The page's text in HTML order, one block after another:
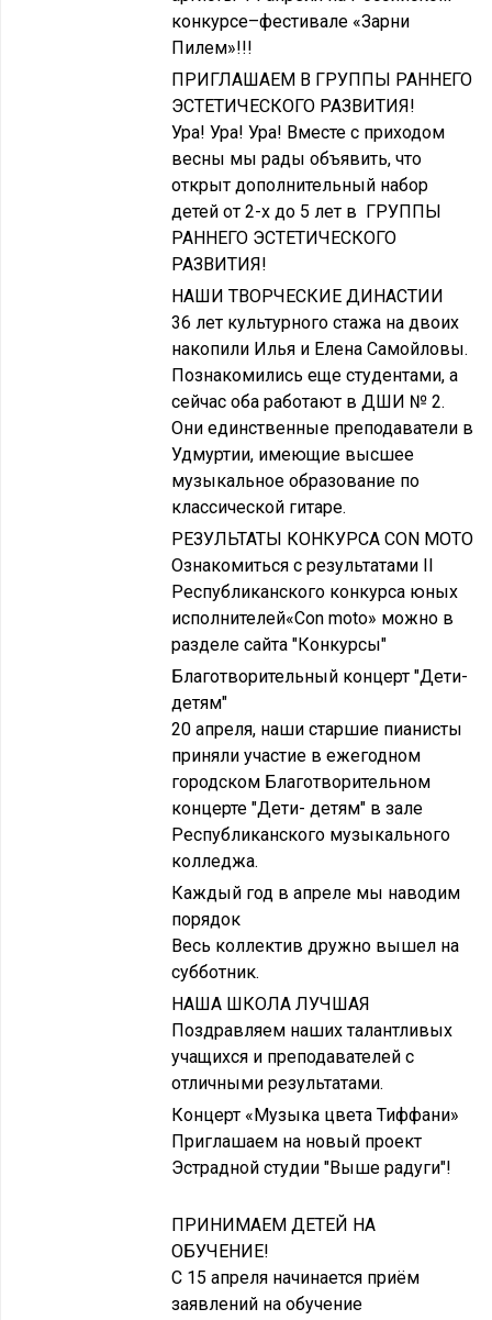
конкурсе–фестивале «Зарни
Пилем»!!!
ПРИГЛАШАЕМ В ГРУППЫ РАННЕГО
ЭСТЕТИЧЕСКОГО РАЗВИТИЯ!
Ура! Ура! Ура! Вместе с приходом
весны мы рады объявить, что
открыт дополнительный набор
детей от 2-х до 5 лет в ГРУППЫ
РАННЕГО ЭСТЕТИЧЕСКОГО
РАЗВИТИЯ!
НАШИ ТВОРЧЕСКИЕ ДИНАСТИИ
36 лет культурного стажа на двоих
накопили Илья и Елена Самойловы.
Познакомились еще студентами, а
сейчас оба работают в ДШИ № 2.
Они единственные преподаватели в
Удмуртии, имеющие высшее
музыкальное образование по
классической гитаре.
РЕЗУЛЬТАТЫ КОНКУРСА CON MOTO
Ознакомиться с результатами II
Республиканского конкурса юных
исполнителей«Con moto» можно в
разделе сайта "Конкурсы"
Благотворительный концерт "Дети-
детям"
20 апреля, наши старшие пианисты
приняли участие в ежегодном
городском Благотворительном
концерте "Дети- детям" в зале
Республиканского музыкального
колледжа.
Каждый год в апреле мы наводим
порядок
Весь коллектив дружно вышел на
субботник.
НАША ШКОЛА ЛУЧШАЯ
Поздравляем наших талантливых
учащихся и преподавателей с
отличными результатами.
Концерт «Музыка цвета Тиффани»
Приглашаем на новый проект
Эстрадной студии "Выше радуги"!
ПРИНИМАЕМ ДЕТЕЙ НА
ОБУЧЕНИЕ!
С 15 апреля начинается приём
заявлений на обучение